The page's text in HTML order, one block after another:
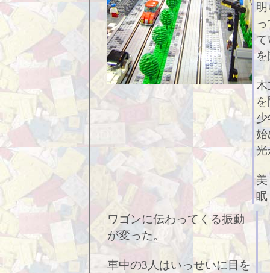
て
を
始
光
眠
ワゴンに伝わってくる振動
が変った。
車中の3人はいっせいに目を